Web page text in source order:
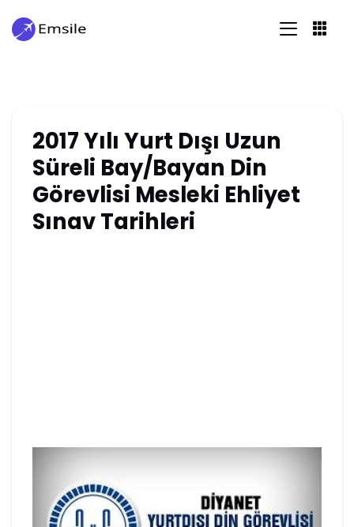
2017 Yılı Yurt Dışı Uzun
Süreli Bay/Bayan Din
Görevlisi Mesleki Ehliyet
Sınav Tarihleri